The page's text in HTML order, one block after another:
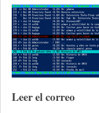
Leer el correo